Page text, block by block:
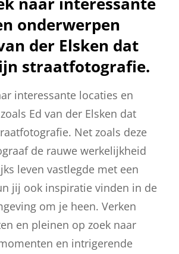
onderwerpen
der Elsken dat
straatfotografie.
interessante locaties en
Ed van der Elsken dat
Net zoals deze
de rauwe werkelijkheid
leven vastlegde met een
jij ook inspiratie vinden in de
om je heen. Verken
en pleinen op zoek naar
en intrigerende